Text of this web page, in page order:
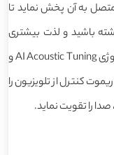
به آن پخش نماید تا
باشید و لذت بیشتری
ببرید. این محصول به لطف برخورداری از تکنولوژی AI Acoustic Tuning و
کنترل از تلویزیون را
را تقویت نماید.